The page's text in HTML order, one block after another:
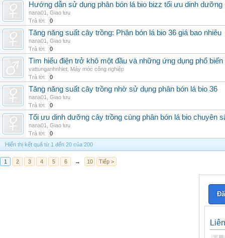
Hướng dẫn sử dụng phân bón lá bio bizz tối ưu dinh dưỡng
nana01
Giao lưu
Trả lời:
0
Tăng năng suất cây trồng: Phân bón lá bio 36 giá bao nhiêu
nana01
Giao lưu
Trả lời:
0
Tìm hiểu điện trở khô một đầu và những ứng dụng phổ
vattunganhnhiet Máy móc công nghiệp
Trả lời:
0
Tăng năng suất cây trồng nhờ sử dụng phân bón lá bio 36
nana01
Giao lưu
Trả lời:
0
Tối ưu dinh dưỡng cây trồng cùng phân bón lá bio chuyên
nana01
Giao lưu
Trả lời:
0
Hiển thị kết quả từ 1 đến 20 của 200
1 2 3 4 5 6 → 10 Tiếp >